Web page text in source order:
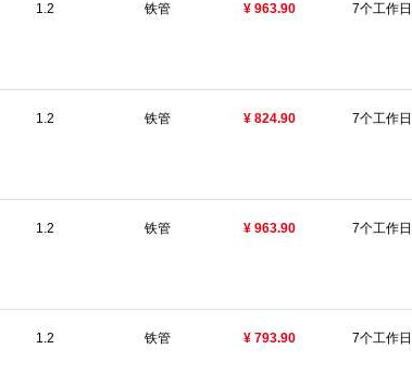
1.2 铁管 ¥ 963.90 7个工作日
1.2 铁管 ¥ 824.90 7个工作日
1.2 铁管 ¥ 963.90 7个工作日
1.2 铁管 ¥ 793.90 7个工作日